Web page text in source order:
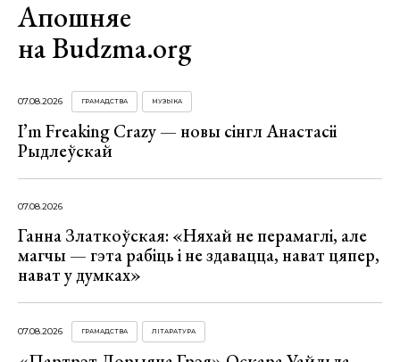
Апошняе
на Budzma.org
07.08.2026 ГРАМАДСТВА МУЗЫКА
I’m Freaking Crazy — новы сінгл Анастасіі
Рыдлеўскай
07.08.2026
Ганна Златкоўская: «Няхай не перамаглі, але
магчы — гэта рабіць і не здавацца, нават цяпер,
нават у думках»
07.08.2026 ГРАМАДСТВА ЛІТАРАТУРА